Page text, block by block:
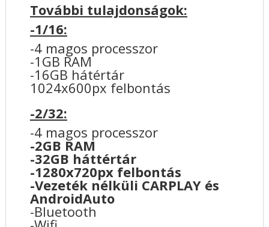
További tulajdonságok:
-1/16:
-4 magos processzor
-1GB RAM
-16GB hátértár
1024x600px felbontás
-2/32:
-4 magos processzor
-2GB RAM
-32GB háttértár
-1280x720px felbontás
-Vezeték nélküli CARPLAY és
AndroidAuto
-Bluetooth